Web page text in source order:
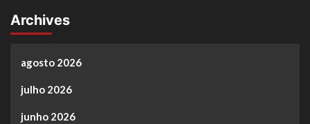
Archives
agosto 2026
julho 2026
junho 2026